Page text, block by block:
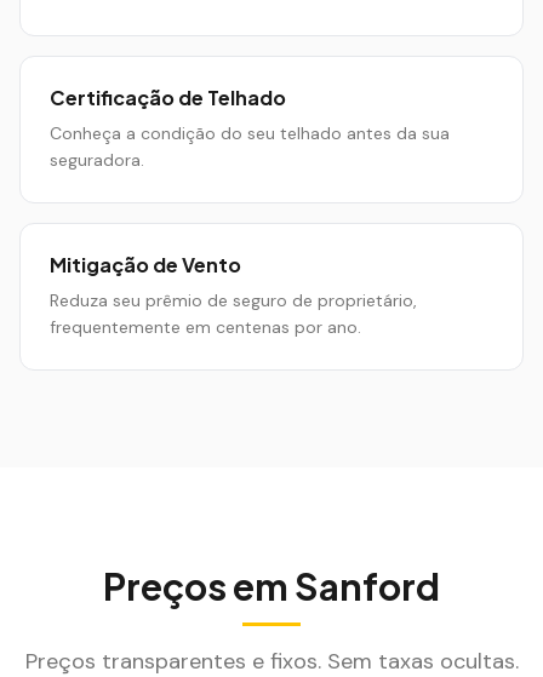
Certificação de Telhado
Conheça a condição do seu telhado antes da sua
seguradora.
Mitigação de Vento
Reduza seu prêmio de seguro de proprietário,
frequentemente em centenas por ano.
Preços em Sanford
Preços transparentes e fixos. Sem taxas ocultas.